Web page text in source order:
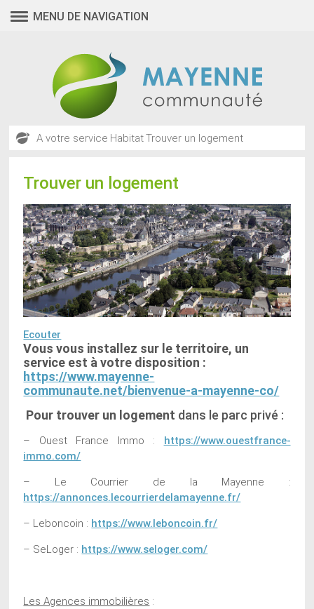
MENU DE NAVIGATION
A votre service HabitatTrouver un logement
Trouver un logement
Ecouter
Vous vous installez sur le territoire, un
service est à votre disposition :
https://www.mayenne-
communaute.net/bienvenue-a-mayenne-co/
Pour trouver un logement dans le parc privé :
– Ouest France Immo :
https://www.ouestfrance-
immo.com/
– Le Courrier de la Mayenne :
https://annonces.lecourrierdelamayenne.fr/
– Leboncoin : https://www.leboncoin.fr/
– SeLoger : https://www.seloger.com/
Les Agences immobilières :